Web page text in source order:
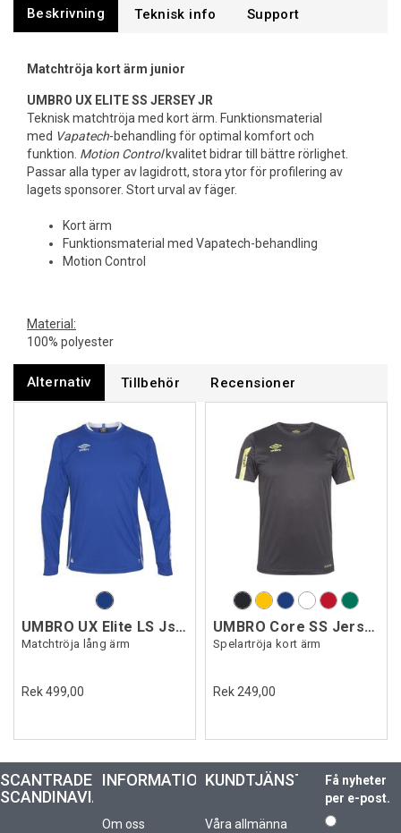
Beskrivning Support
Matchtröja kort ärm junior
UMBRO UX ELITE SS JERSEY JR
Teknisk matchtröja med kort ärm. Funktionsmaterial
med Vapatech-behandling för optimal komfort och
funktion. Motion Controlkvalitet bidrar till bättre rörlighet.
Passar alla typer av lagidrott, stora ytor för profilering av
lagets sponsorer. Stort urval av fäger.
Kort ärm
Funktionsmaterial med Vapatech-behandling
Motion Control
Material:
100% polyester
Alternativ Tillbehör Recensioner
UMBRO UX Elite LS Jsy Jr
Matchtröja lång ärm
Rek 499,00
UMBRO Core SS Jersey Jr
Spelartröja kort ärm
Rek 249,00
SCANTRADE
SCANDINAVIA
INFORMATION
Om oss
KUNDTJÄNST
Våra allmänna
Få nyheter
per e-post.